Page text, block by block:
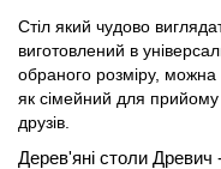
Стіл який чудово
виготовлений в
обраного розміру, можна
як сімейний для прийому
друзів.
Дерев'яні столи Древич